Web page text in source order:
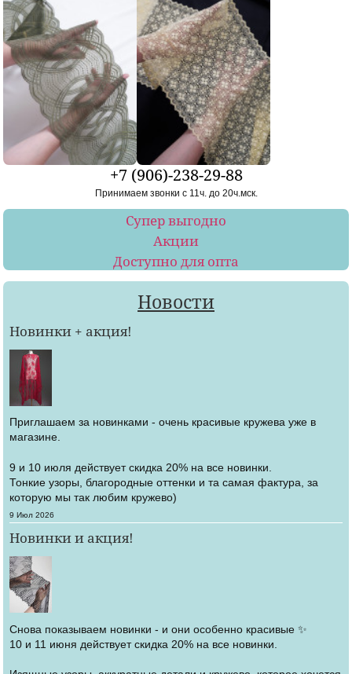
+7 (906)-238-29-88
Принимаем звонки с 11ч. до 20ч.мск.
Супер выгодно
Акции
Доступно для опта
Новости
Новинки + акция!
Приглашаем за новинками - очень красивые кружева уже в
магазине.
9 и 10 июля действует скидка 20% на все новинки.
Тонкие узоры, благородные оттенки и та самая фактура, за
которую мы так любим кружево)
Создано
9 Июл 2026
Новинки и акция!
Снова показываем новинки - и они особенно красивые ✨
10 и 11 июня действует скидка 20% на все новинки.